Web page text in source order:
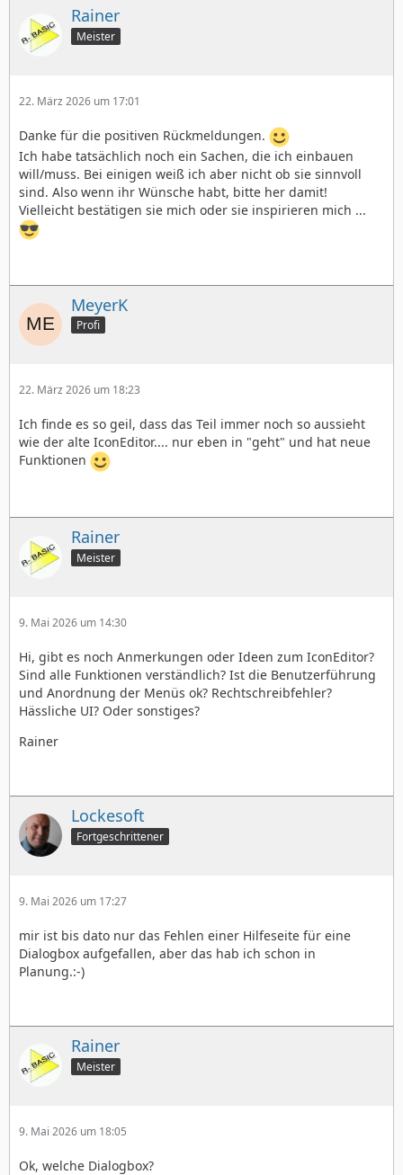
Rainer
Meister
22. März 2026 um 17:01
Danke für die positiven Rückmeldungen.
Ich habe tatsächlich noch ein Sachen, die ich einbauen
will/muss. Bei einigen weiß ich aber nicht ob sie sinnvoll
sind. Also wenn ihr Wünsche habt, bitte her damit!
Vielleicht bestätigen sie mich oder sie inspirieren mich ...
MeyerK
Profi
22. März 2026 um 18:23
Ich finde es so geil, dass das Teil immer noch so aussieht
wie der alte IconEditor.... nur eben in "geht" und hat neue
Funktionen
Rainer
Meister
9. Mai 2026 um 14:30
Hi, gibt es noch Anmerkungen oder Ideen zum IconEditor?
Sind alle Funktionen verständlich? Ist die Benutzerführung
und Anordnung der Menüs ok? Rechtschreibfehler?
Hässliche UI? Oder sonstiges?
Rainer
Lockesoft
Fortgeschrittener
9. Mai 2026 um 17:27
mir ist bis dato nur das Fehlen einer Hilfeseite für eine
Dialogbox aufgefallen, aber das hab ich schon in
Planung.:-)
Rainer
Meister
9. Mai 2026 um 18:05
Ok, welche Dialogbox?